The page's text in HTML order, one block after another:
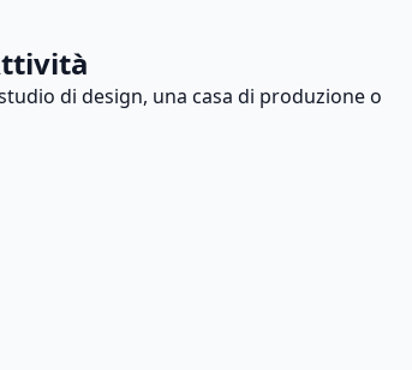
di design, una casa di produzione o